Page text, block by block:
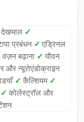
देखभाल ✓
प्रबंधन ✓ एड्रिनल
वज़न बढ़ाना ✓ यौवन
और न्यूरोएंडोक्राइन
✓ कैल्शियम ✓
✓ कोलेस्ट्रॉल और